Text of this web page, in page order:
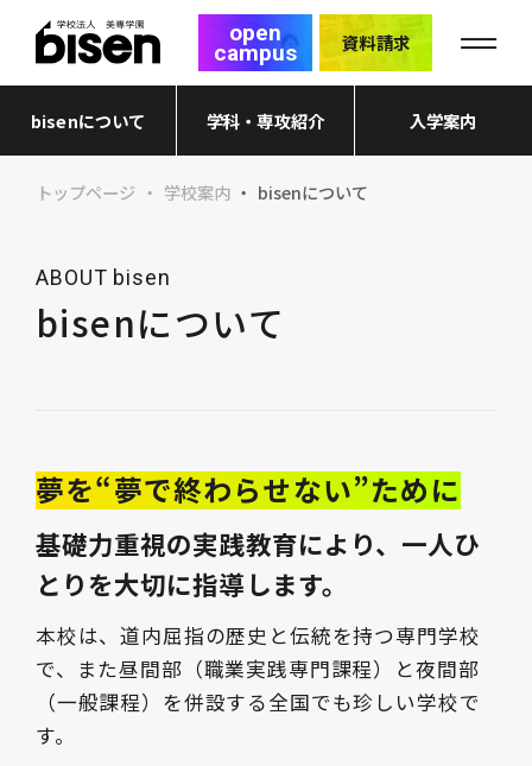
open
campus 資料請求
bisenについて 学科・専攻紹介 入学案内
トップページ 学校案内 bisenについて
ABOUT bisen
bisenについて
夢を“夢で終わらせない”ために
基礎力重視の実践教育により、一人ひ
とりを大切に指導します。
本校は、道内屈指の歴史と伝統を持つ専門学校
で、また昼間部（職業実践専門課程）と夜間部
（一般課程）を併設する全国でも珍しい学校で
す。